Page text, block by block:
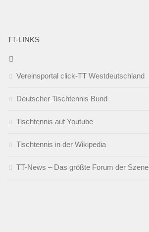
TT-LINKS
Vereinsportal click-TT Westdeutschland
Deutscher Tischtennis Bund
Tischtennis auf Youtube
Tischtennis in der Wikipedia
TT-News – Das größte Forum der Szene